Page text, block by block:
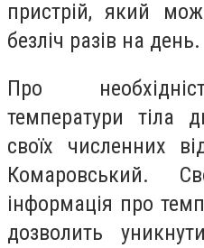
пристрій, який
безліч разів на день.
Про
температури тіла
своїх численних
Комаровський.
інформація про
дозволить